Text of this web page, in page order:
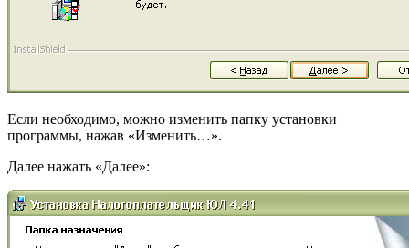
Если необходимо, можно изменить папку установки
программы, нажав «Изменить…».
Далее нажать «Далее»: